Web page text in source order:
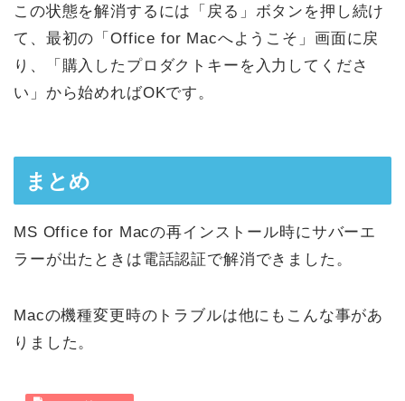
この状態を解消するには「戻る」ボタンを押し続け
て、最初の「Office for Macへようこそ」画面に戻
り、「購入したプロダクトキーを入力してくださ
い」から始めればOKです。
まとめ
MS Office for Macの再インストール時にサバーエ
ラーが出たときは電話認証で解消できました。
Macの機種変更時のトラブルは他にもこんな事があ
りました。